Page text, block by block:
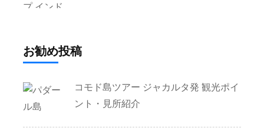
お勧め投稿
コモド島ツアー ジャカルタ発 観光ポイ
ント・見所紹介